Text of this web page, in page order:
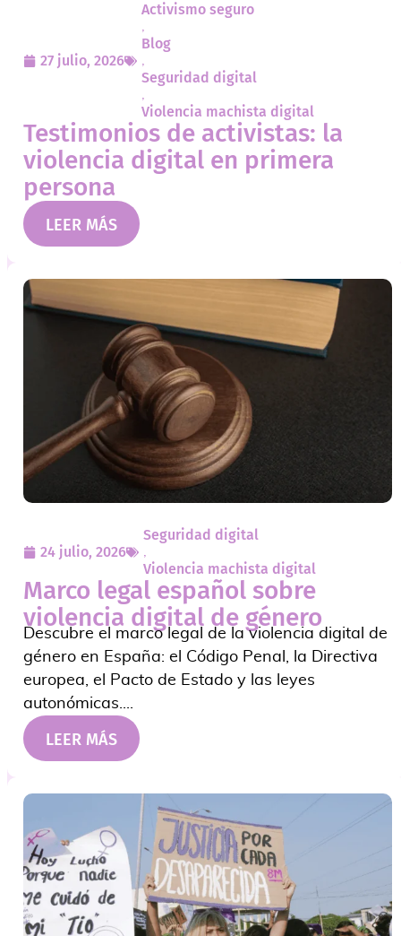
27 julio, 2026
Activismo seguro
,
Blog
,
Seguridad digital
,
Violencia machista digital
Testimonios de activistas: la
violencia digital en primera
persona
LEER MÁS
24 julio, 2026
Seguridad digital
,
Violencia machista digital
Marco legal español sobre
violencia digital de género
Descubre el marco legal de la violencia digital de
género en España: el Código Penal, la Directiva
europea, el Pacto de Estado y las leyes
autonómicas....
LEER MÁS